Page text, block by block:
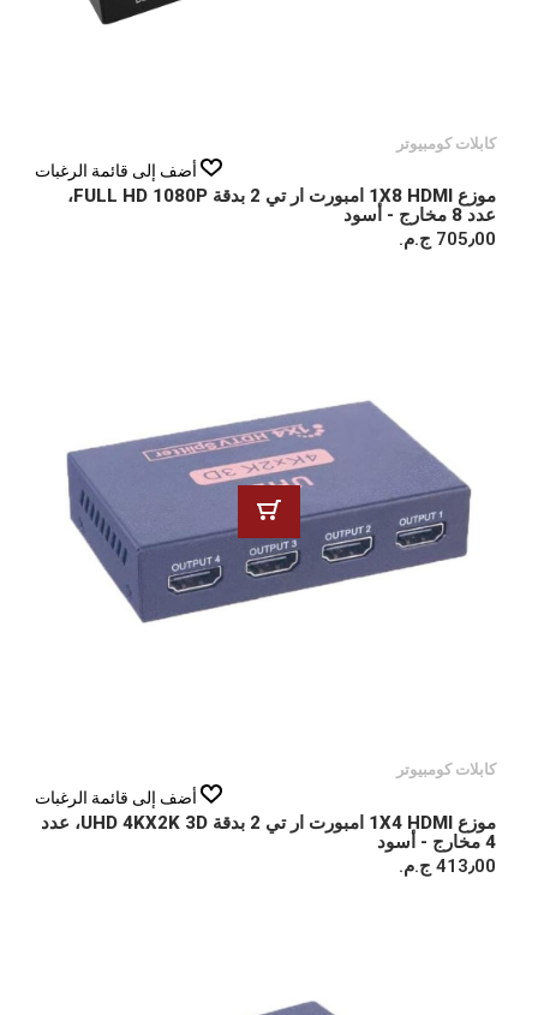
كابلات كومبيوتر
أضف إلى قائمة الرغبات
موزع 1X8 HDMI امبورت ار تي 2 بدقة FULL HD 1080P،
عدد 8 مخارج - أسود
705٫00 ج.م.‏
كابلات كومبيوتر
أضف إلى قائمة الرغبات
موزع 1X4 HDMI امبورت ار تي 2 بدقة UHD 4KX2K 3D، عدد
4 مخارج - أسود
413٫00 ج.م.‏